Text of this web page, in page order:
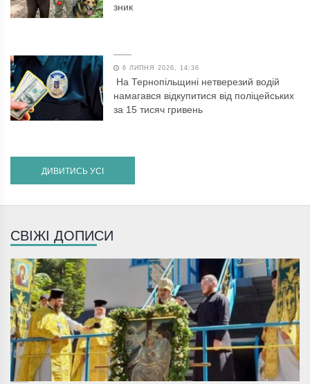
зник
6 ЛИПНЯ 2026, 14:36
На Тернопільщині нетверезий водій
намагався відкупитися від поліцейських
за 15 тисяч гривень
ДИВИТИСЬ УСІ
СВІЖІ ДОПИСИ